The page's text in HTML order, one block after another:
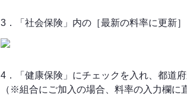
3．「社会保険」内の［最新の料率に更新］
4．「健康保険」にチェックを入れ、都道府
（※組合にご加入の場合、料率の入力欄に